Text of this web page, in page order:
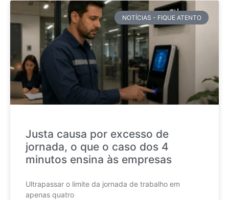
NOTÍCIAS - FIQUE ATENTO
Justa causa por excesso de
jornada, o que o caso dos 4
minutos ensina às empresas
Ultrapassar o limite da jornada de trabalho em
apenas quatro